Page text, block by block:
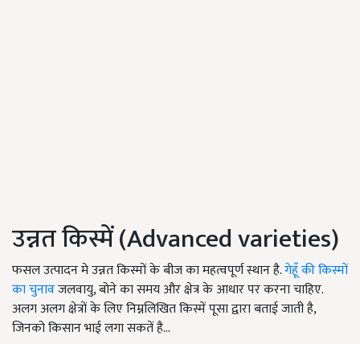
उन्नत किस्में (Advanced varieties)
फसल उत्पादन मे उन्नत किस्मों के बीज का महत्वपूर्ण स्थान है.गेहूँ की किस्मों
का चुनावजलवायु, बोने का समय और क्षेत्र के आधार पर करना चाहिए.
अलग अलग क्षेत्रों के लिए निम्नलिखित किस्में पूसा द्वारा बताई जाती है,
जिनको किसान भाई लगा सकतें है...